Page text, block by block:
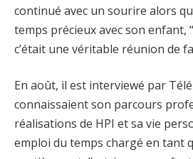
continué avec un sourire alors
temps précieux avec son enfant,
c’était une véritable réunion de
En août, il est interviewé par
connaissaient son parcours
réalisations de HPI et sa vie
emploi du temps chargé en tant